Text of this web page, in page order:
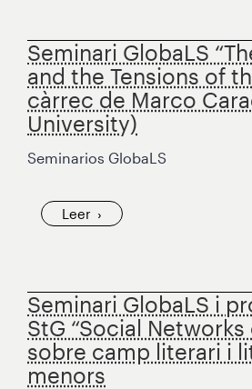
Seminari GlobaLS
and the Tensions of
càrrec de Marco
University)
Seminarios GlobaLS
Leer
Seminari GlobaLS i
StG “Social Networks
sobre camp literari i
menors